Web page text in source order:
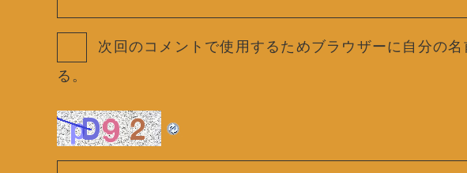
次回のコメントで使用するためブラウザーに自分の
る。